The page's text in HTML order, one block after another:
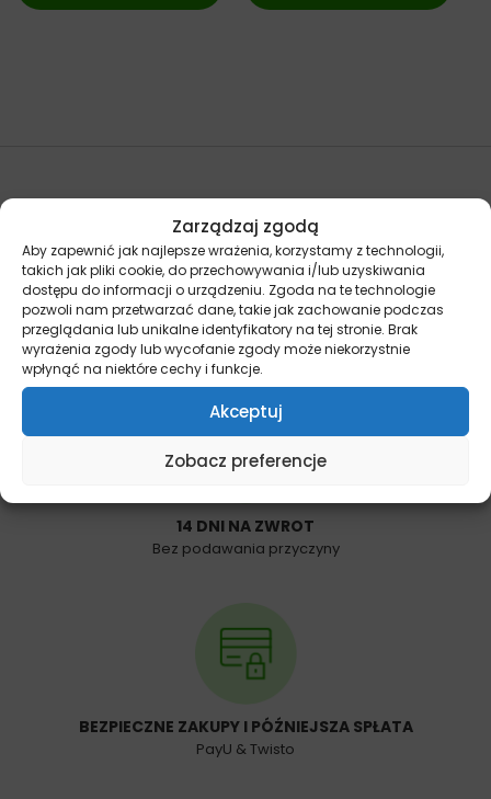
Zarządzaj zgodą
Aby zapewnić jak najlepsze wrażenia, korzystamy z technologii,
takich jak pliki cookie, do przechowywania i/lub uzyskiwania
dostępu do informacji o urządzeniu. Zgoda na te technologie
pozwoli nam przetwarzać dane, takie jak zachowanie podczas
przeglądania lub unikalne identyfikatory na tej stronie. Brak
wyrażenia zgody lub wycofanie zgody może niekorzystnie
wpłynąć na niektóre cechy i funkcje.
Akceptuj
Zobacz preferencje
DARMOWA DOSTAWA OD 199ZŁ
Wysyłka nawet tego samego dnia
14 DNI NA ZWROT
Bez podawania przyczyny
BEZPIECZNE ZAKUPY I PÓŹNIEJSZA SPŁATA
PayU & Twisto